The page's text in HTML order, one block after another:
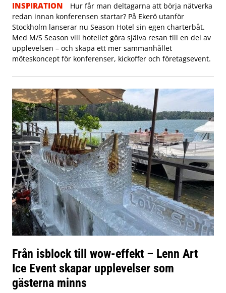
INSPIRATION
Hur får man deltagarna att börja nätverka
redan innan konferensen startar? På Ekerö utanför
Stockholm lanserar nu Season Hotel sin egen charterbåt.
Med M/S Season vill hotellet göra själva resan till en del av
upplevelsen – och skapa ett mer sammanhållet
möteskoncept för konferenser, kickoffer och företagsevent.
Från isblock till wow-effekt – Lenn Art
Ice Event skapar upplevelser som
gästerna minns